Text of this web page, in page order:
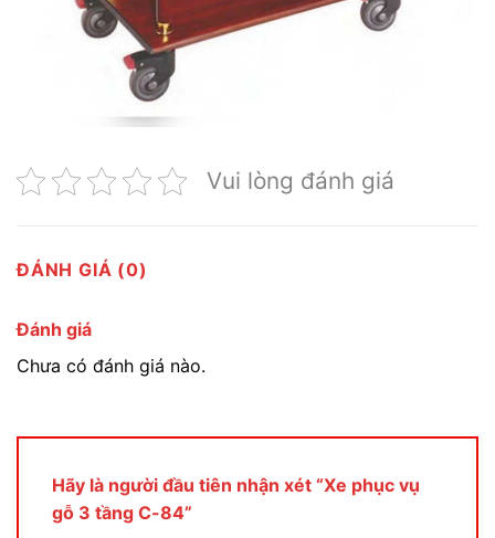
Vui lòng đánh giá
ĐÁNH GIÁ (0)
Đánh giá
Chưa có đánh giá nào.
Hãy là người đầu tiên nhận xét “Xe phục vụ
gỗ 3 tầng C-84”